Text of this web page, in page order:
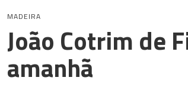
MADEIRA
João Cotrim de
amanhã